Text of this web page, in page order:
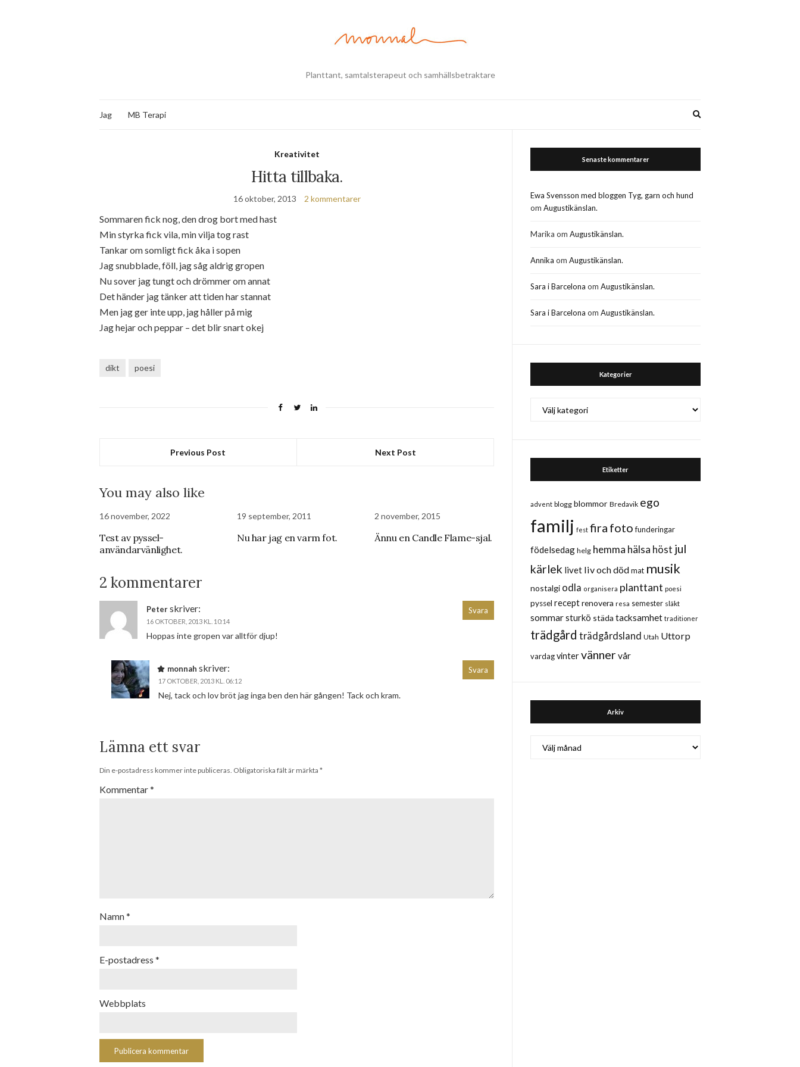
Planttant, samtalsterapeut och samhällsbetraktare
Jag MB Terapi
Kreativitet
Hitta tillbaka.
16 oktober, 2013 2 kommentarer
Sommaren fick nog, den drog bort med hast
Min styrka fick vila, min vilja tog rast
Tankar om somligt fick åka i sopen
Jag snubblade, föll, jag såg aldrig gropen
Nu sover jag tungt och drömmer om annat
Det händer jag tänker att tiden har stannat
Men jag ger inte upp, jag håller på mig
Jag hejar och peppar – det blir snart okej
dikt poesi
Previous Post Next Post
You may also like
16 november, 2022
Test av pyssel-
användarvänlighet.
19 september, 2011
Nu har jag en varm fot.
2 november, 2015
Ännu en Candle Flame-sjal.
2 kommentarer
Peterskriver:
16 OKTOBER, 2013 KL. 10:14
Hoppas inte gropen var alltför djup!
Svara
monnah skriver:
17 OKTOBER, 2013 KL. 06:12
Nej, tack och lov bröt jag inga ben den här gången! Tack och kram.
Svara
Lämna ett svar
Din e-postadress kommer inte publiceras. Obligatoriska fält är märkta *
Kommentar*
Namn*
E-postadress *
Webbplats
Senaste kommentarer
Ewa Svensson med bloggen Tyg, garn och hund
omAugustikänslan.
Marika omAugustikänslan.
Annika omAugustikänslan.
Sara i Barcelona omAugustikänslan.
Sara i Barcelona omAugustikänslan.
Kategorier
Etiketter
advent blogg blommor Bredavik ego
familj fest fira foto funderingar
födelsedag helg hemma hälsa höst jul
kärlek livet liv och död mat musik
nostalgi odla organisera planttant poesi
pyssel receptrenovera resa semester släkt
sommarsturkö städa tacksamhet traditioner
trädgård trädgårdsland Utah Uttorp
vardag vintervänner vår
Arkiv